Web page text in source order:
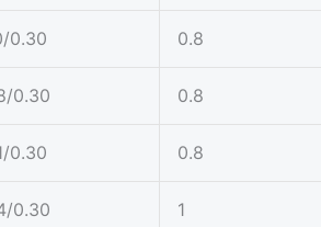
0.30 0.8
0.30 0.8
0.30 0.8
0.30 1